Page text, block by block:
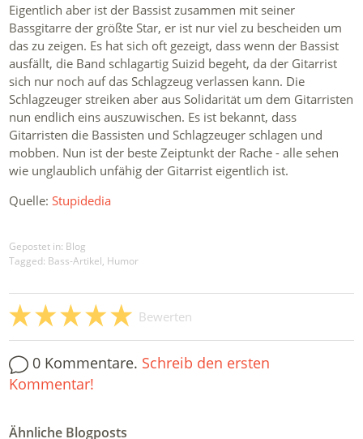
Eigentlich aber ist der Bassist zusammen mit seiner
Bassgitarre der größte Star, er ist nur viel zu bescheiden um
das zu zeigen. Es hat sich oft gezeigt, dass wenn der Bassist
ausfällt, die Band schlagartig Suizid begeht, da der Gitarrist
sich nur noch auf das Schlagzeug verlassen kann. Die
Schlagzeuger streiken aber aus Solidarität um dem Gitarristen
nun endlich eins auszuwischen. Es ist bekannt, dass
Gitarristen die Bassisten und Schlagzeuger schlagen und
mobben. Nun ist der beste Zeiptunkt der Rache - alle sehen
wie unglaublich unfähig der Gitarrist eigentlich ist.
Quelle:Stupidedia
Gepostet in: Blog
Tagged: Bass-Artikel, Humor
Bewerten
0 Kommentare. Schreib den ersten
Kommentar!
Ähnliche Blogposts